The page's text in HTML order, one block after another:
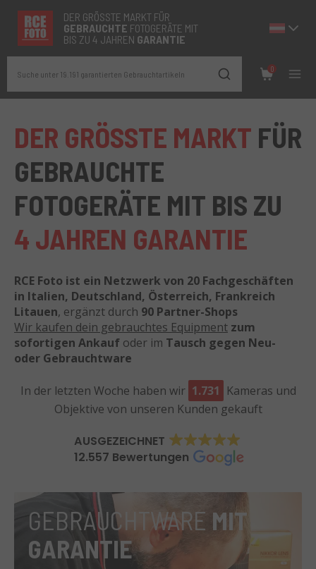
DER GRÖSSTE MARKT FÜR
GEBRAUCHTE FOTOGERÄTE MIT
BIS ZU 4 JAHREN GARANTIE
Suche unter 19.191 garantierten Gebrauchtartikeln
0
DER GRÖSSTE MARKT
FÜR
GEBRAUCHTE
FOTOGERÄTE MIT BIS ZU
4 JAHREN GARANTIE
RCE Foto ist ein Netzwerk von 20 Fachgeschäften
in Italien, Deutschland, Österreich, Frankreich
Litauen, ergänzt durch 90 Partner-Shops
Wir kaufen dein gebrauchtes Equipment zum
sofortigen Ankauf oder im Tausch gegen Neu-
oder Gebrauchtware
In der letzten Woche haben wir 1.731
Kameras und
Objektive von unseren Kunden gekauft
AUSGEZEICHNET
12.557 Bewertungen
GEBRAUCHTWARE MIT
GARANTIE